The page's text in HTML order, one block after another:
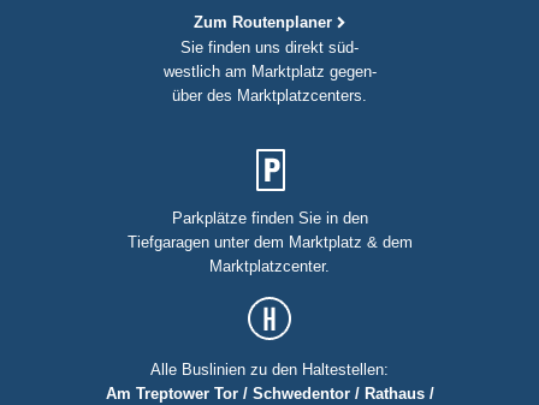
Zum Routenplaner
Sie finden uns direkt süd-
westlich am Marktplatz gegen-
über des Marktplatzcenters.
Parkplätze finden Sie in den
Tiefgaragen unter dem Marktplatz & dem
Marktplatzcenter.
Alle Buslinien zu den Haltestellen:
Am Treptower Tor / Schwedentor / Rathaus /